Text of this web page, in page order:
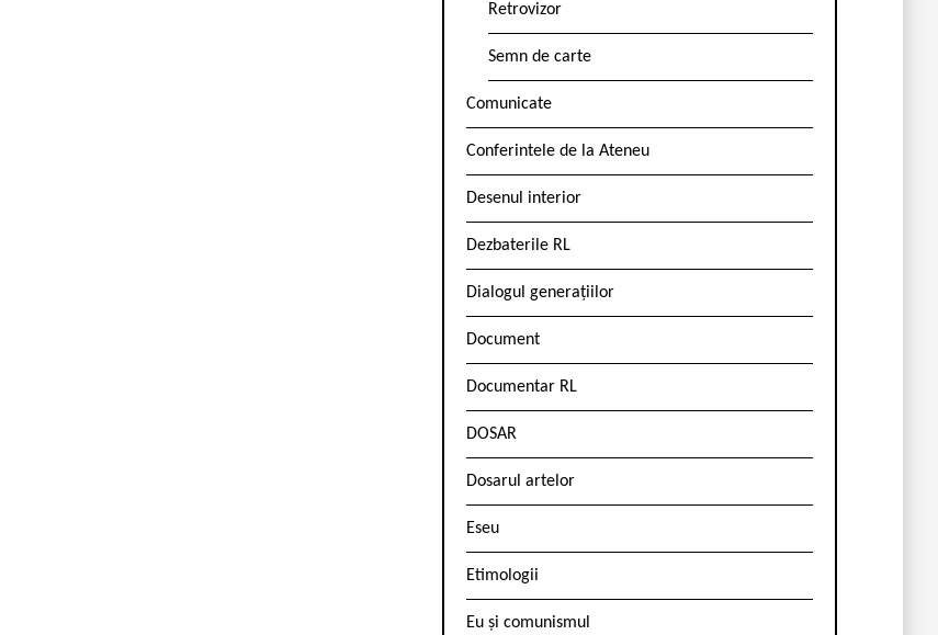
Retrovizor
Semn de carte
Comunicate
Conferintele de la Ateneu
Desenul interior
Dezbaterile RL
Dialogul generațiilor
Document
Documentar RL
DOSAR
Dosarul artelor
Eseu
Etimologii
Eu și comunismul